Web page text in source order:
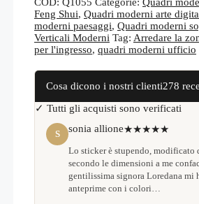
quantità
Feng Shui, Quadri moderni arte
moderni paesaggi, Quadri moderni
Verticali Moderni Tag: Arredare la
per l'ingresso, quadri moderni ufficio
Cosa dicono i nostri clienti278
✓ Tutti gli acquisti sono verificati
S sonia allione★★★★★
Lo sticker è stupendo, modificato
secondo le dimensioni a me
gentilissima signora Loredana mi
anteprime con i colori…